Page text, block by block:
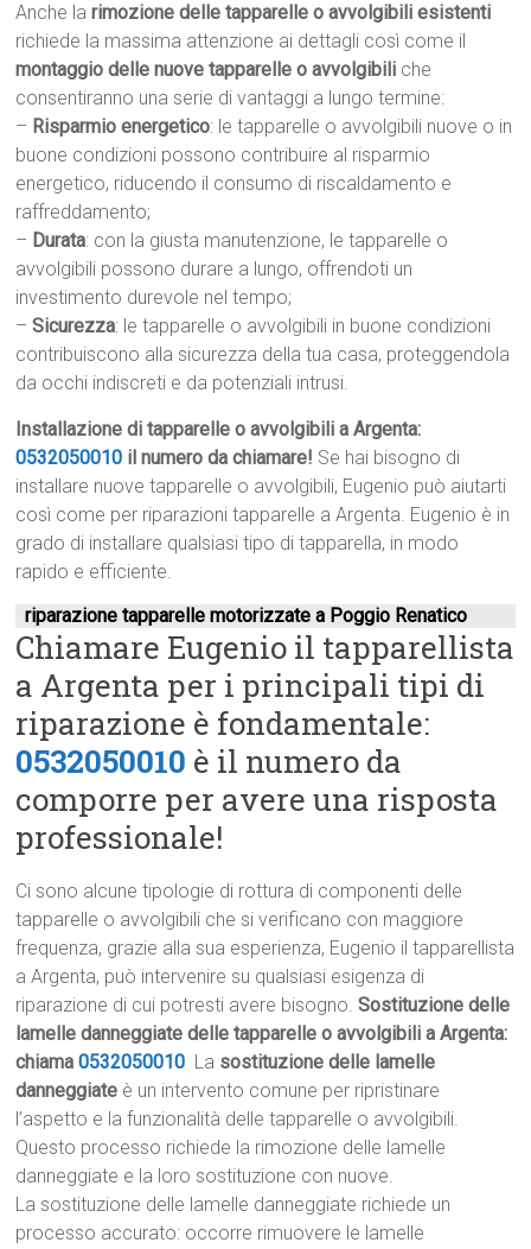
Anche larimozione delle tapparelle o avvolgibili esistenti
richiede la massima attenzione ai dettagli così come il
montaggio delle nuove tapparelle o avvolgibili che
consentiranno una serie di vantaggi a lungo termine:
– Risparmio energetico: le tapparelle o avvolgibili nuove o in
buone condizioni possono contribuire al risparmio
energetico, riducendo il consumo di riscaldamento e
raffreddamento;
– Durata: con la giusta manutenzione, le tapparelle o
avvolgibili possono durare a lungo, offrendoti un
investimento durevole nel tempo;
–Sicurezza: le tapparelle o avvolgibili in buone condizioni
contribuiscono alla sicurezza della tua casa, proteggendola
da occhi indiscreti e da potenziali intrusi.
Installazione di tapparelle o avvolgibili a Argenta:
0532050010 il numero da chiamare! Se hai bisogno di
installare nuove tapparelle o avvolgibili, Eugenio può aiutarti
così come per riparazioni tapparelle a Argenta. Eugenio è in
grado di installare qualsiasi tipo di tapparella, in modo
rapido e efficiente.
riparazione tapparelle motorizzate a Poggio Renatico
Chiamare Eugenio il tapparellista
a Argenta per i principali tipi di
riparazione è fondamentale:
0532050010 è il numero da
comporre per avere una risposta
professionale!
Ci sono alcune tipologie di rottura di componenti delle
tapparelle o avvolgibili che si verificano con maggiore
frequenza, grazie alla sua esperienza, Eugenio il tapparellista
a Argenta, può intervenire su qualsiasi esigenza di
riparazione di cui potresti avere bisogno.Sostituzione delle
lamelle danneggiate delle tapparelle o avvolgibili a Argenta:
chiama0532050010 La sostituzione delle lamelle
danneggiate è un intervento comune per ripristinare
l’aspetto e la funzionalità delle tapparelle o avvolgibili.
Questo processo richiede la rimozione delle lamelle
danneggiate e la loro sostituzione con nuove.
La sostituzione delle lamelle danneggiate richiede un
processo accurato: occorre rimuovere le lamelle